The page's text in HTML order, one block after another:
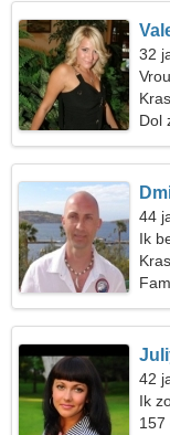
32
Dol
44
Ik
42
Ik
157